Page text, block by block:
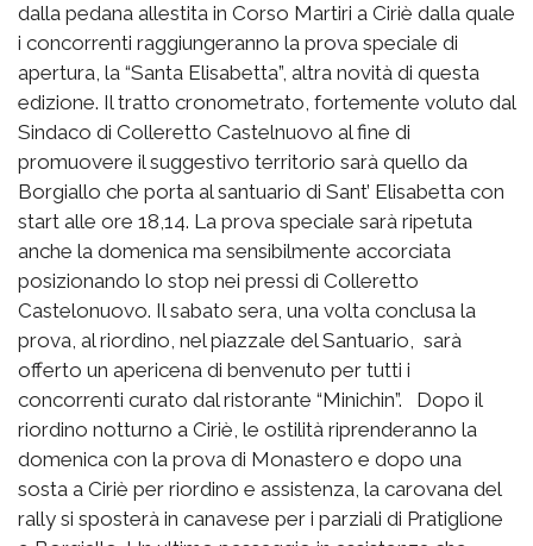
dalla pedana allestita in Corso Martiri a Ciriè dalla quale
i concorrenti raggiungeranno la prova speciale di
apertura, la “Santa Elisabetta”, altra novità di questa
edizione. Il tratto cronometrato, fortemente voluto dal
Sindaco di Colleretto Castelnuovo al fine di
promuovere il suggestivo territorio sarà quello da
Borgiallo che porta al santuario di Sant’ Elisabetta con
start alle ore 18,14. La prova speciale sarà ripetuta
anche la domenica ma sensibilmente accorciata
posizionando lo stop nei pressi di Colleretto
Castelonuovo. Il sabato sera, una volta conclusa la
prova, al riordino, nel piazzale del Santuario, sarà
offerto un apericena di benvenuto per tutti i
concorrenti curato dal ristorante “Minichin”. Dopo il
riordino notturno a Ciriè, le ostilità riprenderanno la
domenica con la prova di Monastero e dopo una
sosta a Ciriè per riordino e assistenza, la carovana del
rally si sposterà in canavese per i parziali di Pratiglione